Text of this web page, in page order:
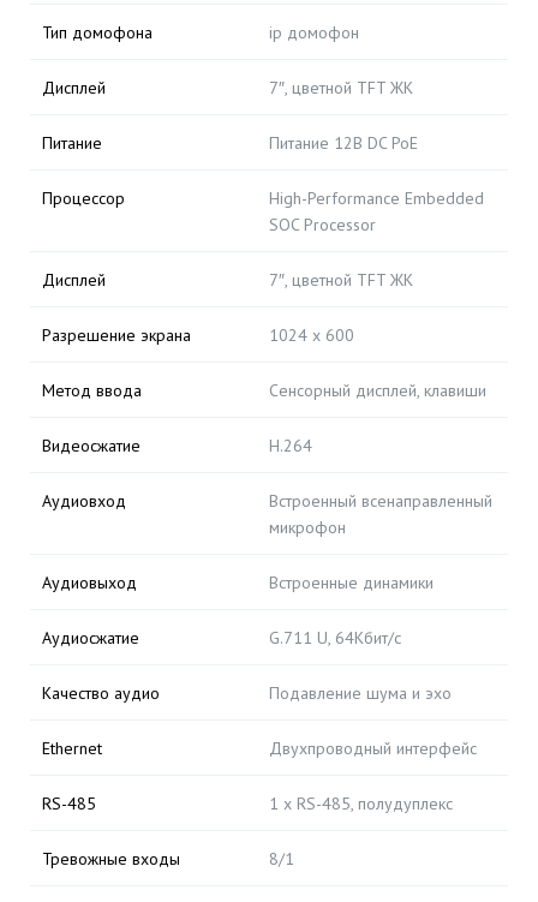
Тип домофона ip домофон
Дисплей 7″, цветной TFT ЖК
Питание Питание 12В DC PoE
Процессор
High-Performance Embedded
SOC Processor
Дисплей 7″, цветной TFT ЖК
Разрешение экрана 1024 x 600
Метод ввода Сенсорный дисплей, клавиши
Видеосжатие H.264
Аудиовход
Встроенный всенаправленный
микрофон
Аудиовыход Встроенные динамики
Аудиосжатие G.711 U, 64Кбит/с
Качество аудио Подавление шума и эхо
Ethernet Двухпроводный интерфейс
RS-485 1 х RS-485, полудуплекс
Тревожные входы 8/1